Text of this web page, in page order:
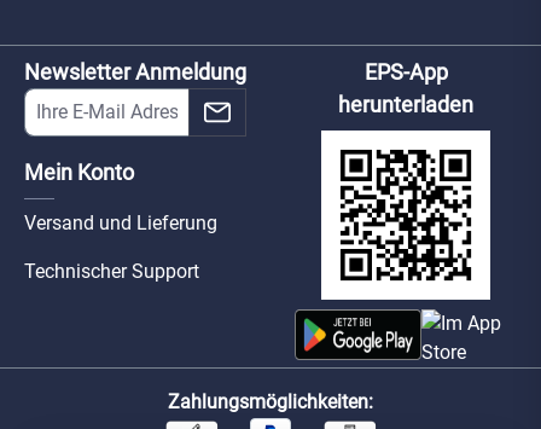
Newsletter Anmeldung
Mein Konto
Versand und Lieferung
Technischer Support
EPS-App
herunterladen
Zahlungsmöglichkeiten: